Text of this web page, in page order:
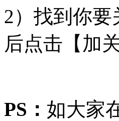
2）找到你
后点击【加
PS： 如大家